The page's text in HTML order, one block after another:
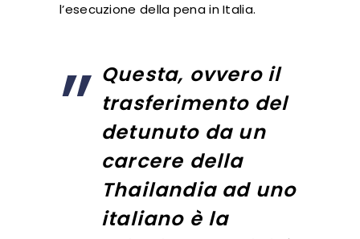
l’esecuzione della pena in Italia.
Questa, ovvero il
trasferimento del
detunuto da un
carcere della
Thailandia ad uno
italiano è la